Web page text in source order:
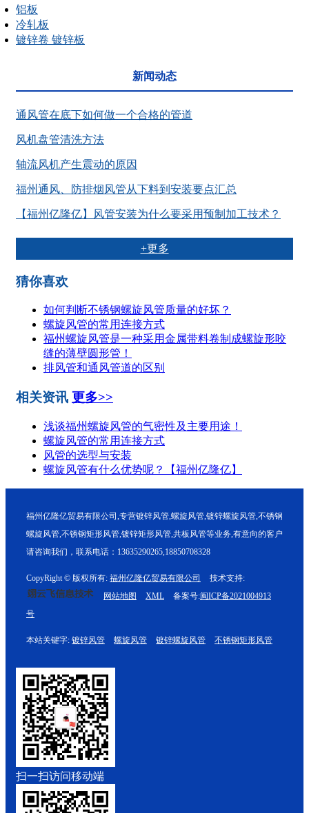
铝板
冷轧板
镀锌卷 镀锌板
新闻动态
通风管在底下如何做一个合格的管道
风机盘管清洗方法
轴流风机产生震动的原因
福州通风、防排烟风管从下料到安装要点汇总
【福州亿隆亿】风管安装为什么要采用预制加工技术？
+更多
猜你喜欢
如何判断不锈钢螺旋风管质量的好坏？
螺旋风管的常用连接方式
福州螺旋风管是一种采用金属带料卷制成螺旋形咬
缝的薄壁圆形管！
排风管和通风管道的区别
相关资讯 更多>>
浅谈福州螺旋风管的气密性及主要用途！
螺旋风管的常用连接方式
风管的选型与安装
螺旋风管有什么优势呢？【福州亿隆亿】
福州亿隆亿贸易有限公司,专营镀锌风管,螺旋风管,镀锌螺旋风管,不锈钢
螺旋风管,不锈钢矩形风管,镀锌矩形风管,共板风管等业务,有意向的客户
请咨询我们，联系电话：13635290265,18850708328
CopyRight © 版权所有: 福州亿隆亿贸易有限公司
技术支持:
网站地图
XML 备案号:闽ICP备2021004913
号
本站关键字: 镀锌风管 螺旋风管 镀锌螺旋风管 不锈钢矩形风管
扫一扫访问移动端